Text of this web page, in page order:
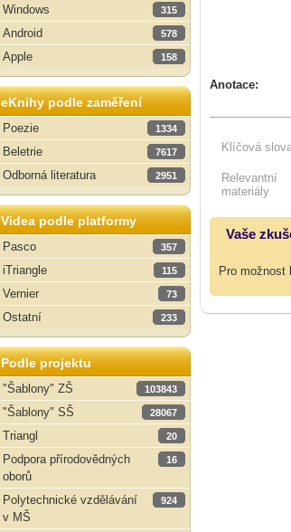
Windows
315
Android 578
Apple 158
eKnihy podle zaměření
Poezie
1334
Beletrie 7617
Odborná literatura 2951
Videa podle platformy
Pasco
357
iTriangle 115
Vernier 73
Ostatní 233
Podle projektu
"Šablony" ZŠ
103843
"Šablony" SŠ 28067
Triangl 20
Podpora přírodovědných
oborů
16
Polytechnické vzdělávání
v MŠ
924
Anotace:
Klíčová
Relevantní
materiály
Vaše
Pro možnost